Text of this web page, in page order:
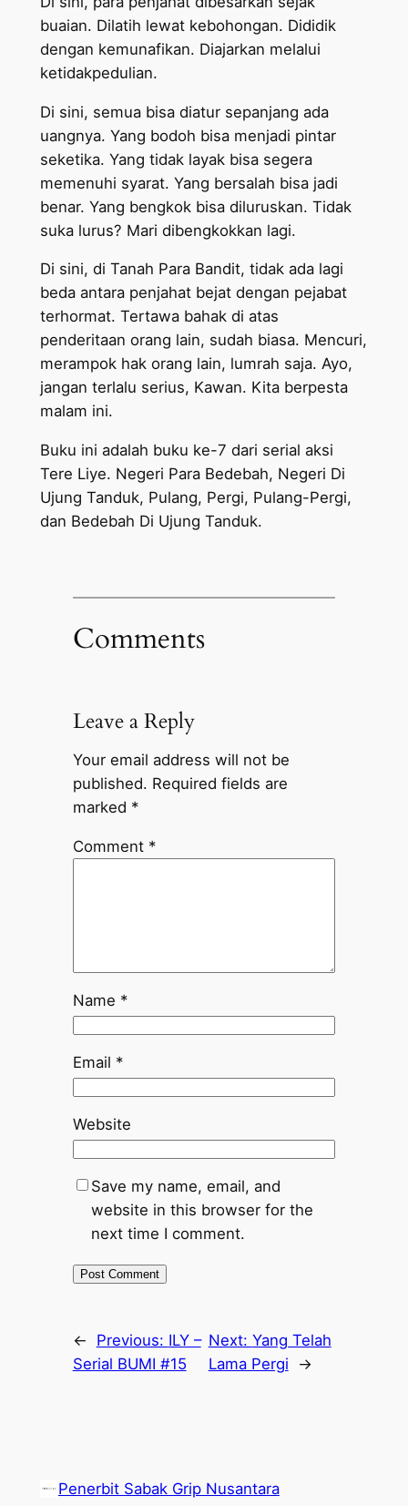
buaian. Dilatih lewat kebohongan. Dididik
dengan kemunafikan. Diajarkan melalui
ketidakpedulian.
Di sini, semua bisa diatur sepanjang ada
uangnya. Yang bodoh bisa menjadi pintar
seketika. Yang tidak layak bisa segera
memenuhi syarat. Yang bersalah bisa jadi
benar. Yang bengkok bisa diluruskan. Tidak
suka lurus? Mari dibengkokkan lagi.
Di sini, di Tanah Para Bandit, tidak ada lagi
beda antara penjahat bejat dengan pejabat
terhormat. Tertawa bahak di atas
penderitaan orang lain, sudah biasa. Mencuri,
merampok hak orang lain, lumrah saja. Ayo,
jangan terlalu serius, Kawan. Kita berpesta
malam ini.
Buku ini adalah buku ke-7 dari serial aksi
Tere Liye. Negeri Para Bedebah, Negeri Di
Ujung Tanduk, Pulang, Pergi, Pulang-Pergi,
dan Bedebah Di Ujung Tanduk.
Comments
Leave a Reply
Your email address will not be
published. Required fields are
marked *
Comment *
Name *
Email *
Website
Save my name, email, and
website in this browser for the
next time I comment.
← Previous: ILY –
Serial BUMI #15
Next: Yang Telah
Lama Pergi
→
Penerbit Sabak Grip Nusantara